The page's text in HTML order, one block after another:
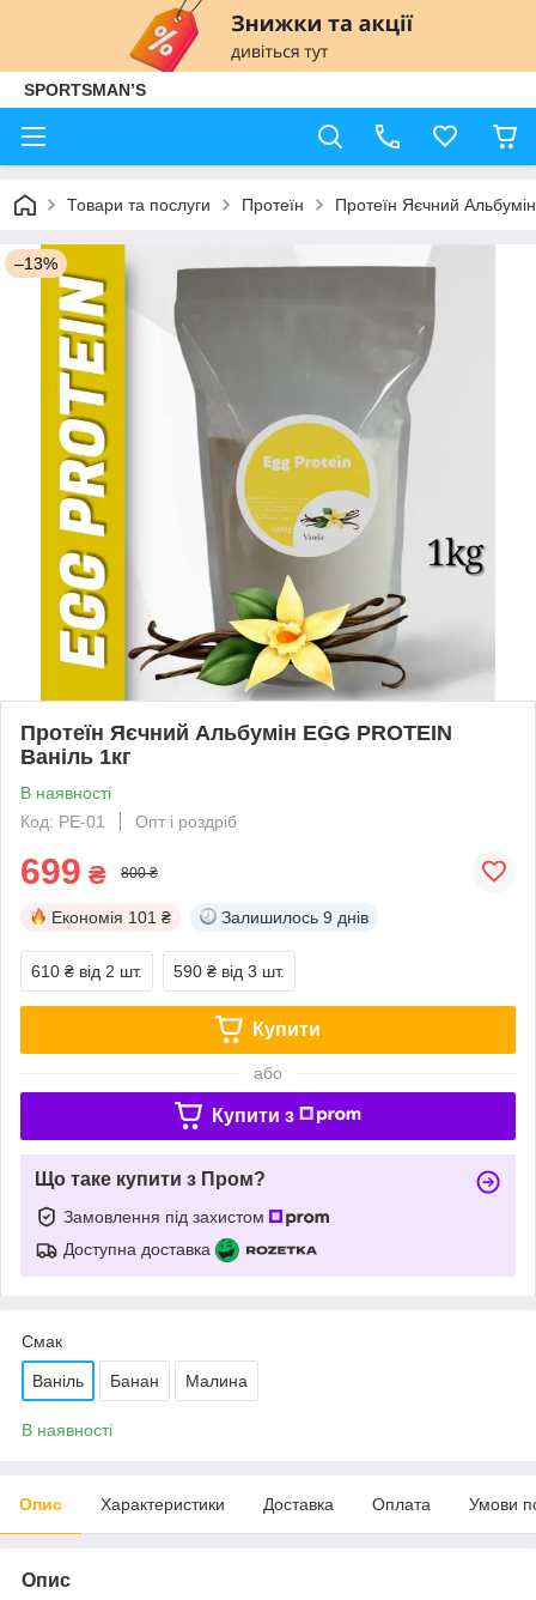
SPORTSMAN’S
Товари та послуги Протеїн Протеїн Яєчний
–13%
Протеїн Яєчний Альбумін EGG PROTEIN
Ваніль 1кг
В наявності
Код: PE-01
Опт і роздріб
699 ₴ 800 ₴
Економія 101 ₴ Залишилось 9 днів
610 ₴ від 2 шт. 590 ₴ від 3 шт.
Купити
або
Купити з
Що таке купити з Пром?
Замовлення під захистом
Доступна доставка
Смак
Ваніль Банан Малина
В наявності
Опис Характеристики Доставка Оплата Умови
Опис